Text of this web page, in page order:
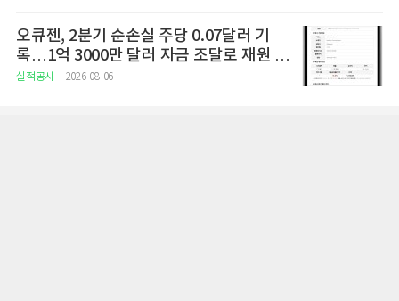
오큐젠, 2분기 순손실 주당 0.07달러 기
록…1억 3000만 달러 자금 조달로 재원 확
보
실적공시 2026-08-06